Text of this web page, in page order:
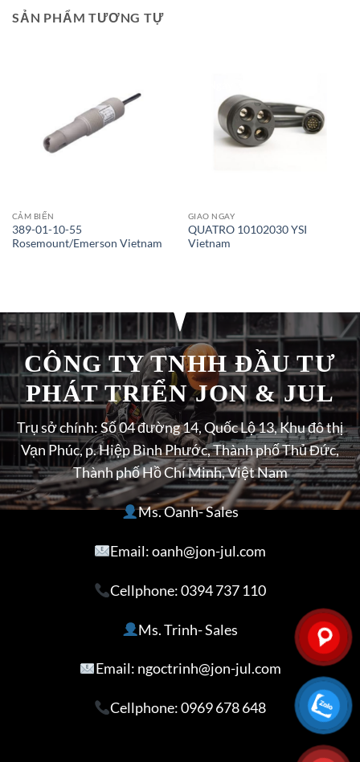
SẢN PHẨM TƯƠNG TỰ
CẢM BIẾN
389-01-10-55
Rosemount/Emerson Vietnam
GIAO NGAY
QUATRO 10102030 YSI
Vietnam
CÔNG TY TNHH ĐẦU TƯ
PHÁT TRIỂN JON & JUL
Trụ sở chính: Số 04 đường 14, Quốc Lộ 13, Khu đô thị
Vạn Phúc, p. Hiệp Bình Phước, Thành phố Thủ Đức,
Thành phố Hồ Chí Minh, Việt Nam
Ms. Oanh- Sales
Email: oanh@jon-jul.com
Cellphone:0394 737 110
Ms. Trinh- Sales
Email: ngoctrinh@jon-jul.com
Cellphone:0969 678 648